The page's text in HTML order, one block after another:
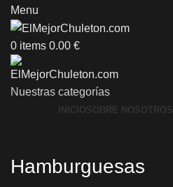
Menu
0 items 0.00 €
Nuestras categorías
INICIOSOBRE NOSOTROS
Hamburguesas